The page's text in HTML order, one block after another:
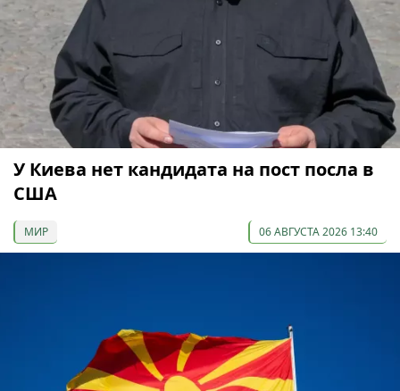
У Киева нет кандидата на пост посла в
США
МИР 06 АВГУСТА 2026 13:40